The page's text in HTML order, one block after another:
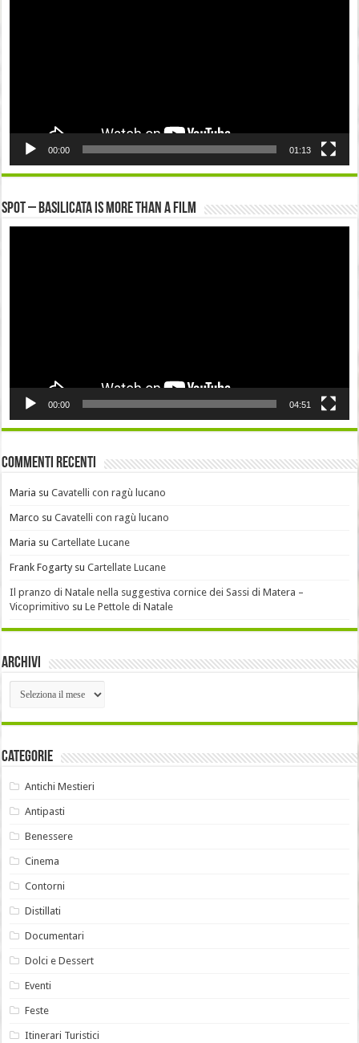
00:00 01:13
Spot – Basilicata is more than a Film
00:00 04:51
Commenti recenti
Maria suCavatelli con ragù lucano
Marco suCavatelli con ragù lucano
Maria suCartellate Lucane
Frank FogartysuCartellate Lucane
Il pranzo di Natale nella suggestiva cornice dei Sassi di Matera –
Vicoprimitivo suLe Pettole di Natale
Archivi
Archivi
Categorie
Antichi Mestieri
Antipasti
Benessere
Cinema
Contorni
Distillati
Documentari
Dolci e Dessert
Eventi
Feste
Itinerari Turistici